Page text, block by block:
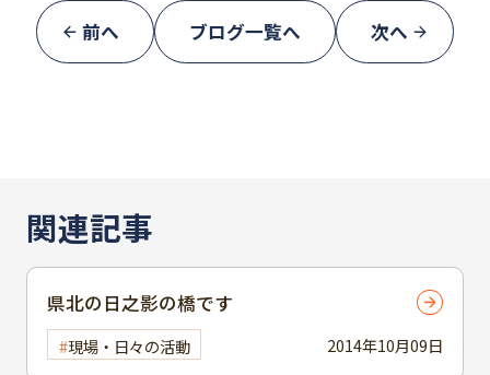
前へ ブログ一覧へ 次へ
関連記事
2014年10月09日
県北の日之影の橋です
現場・日々の活動